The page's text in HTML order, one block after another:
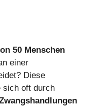
50 Menschen
einer
Diese
sich oft durch